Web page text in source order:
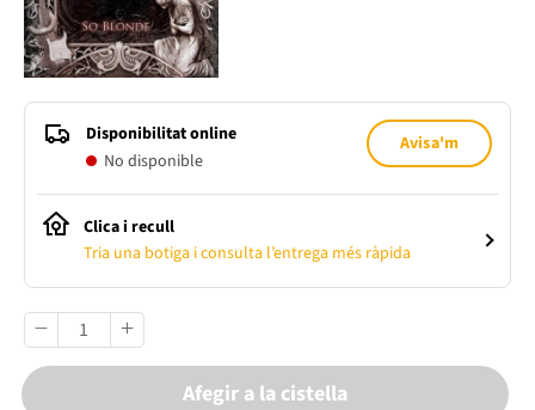
Disponibilitat online
No disponible
Avisa'm
Clica i recull
Tria una botiga i consulta l’entrega més ràpida
Afegir a la cistella